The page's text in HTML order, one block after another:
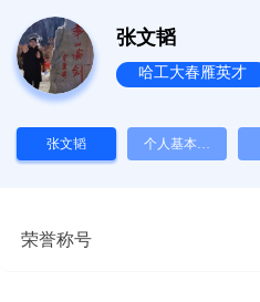
张文韬
哈工大春雁英才
张文韬 个人基本情
荣誉称号